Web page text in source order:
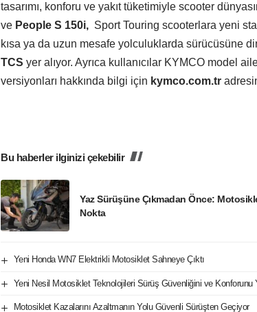
tasarımı, konforu ve yakıt tüketimiyle scooter
ve People S 150i, Sport Touring scooterlara yeni
kısa ya da uzun mesafe yolculuklarda sürücüsüne
TCS yer alıyor. Ayrıca kullanıcılar KYMCO model
versiyonları hakkında bilgi için kymco.com.tr
Bu haberler ilginizi çekebilir
Yaz Sürüşüne Çıkmadan Önce:
Nokta
Yeni Honda WN7 Elektrikli Motosiklet Sahneye Çıktı
Yeni Nesil Motosiklet Teknolojileri Sürüş Güvenliğini ve Konforunu
Motosiklet Kazalarını Azaltmanın Yolu Güvenli Sürüşten Geçiyor